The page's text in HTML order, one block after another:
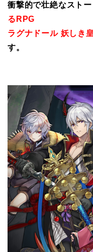
衝撃的で壮絶なスト
るRPG
ラグナドール 妖しき
す。